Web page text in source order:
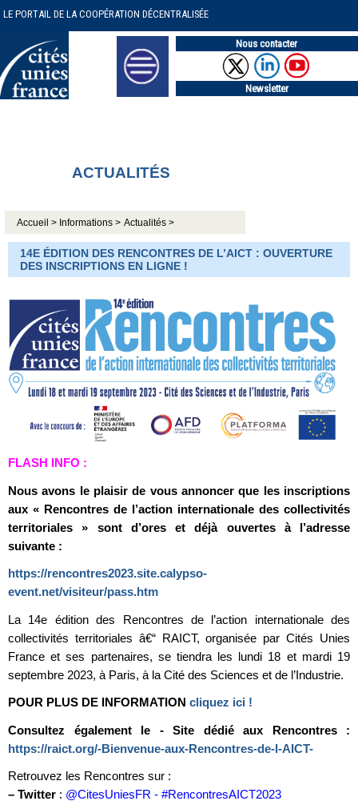
LE PORTAIL DE LA COOPÉRATION DÉCENTRALISÉE
Nous contacter
Newsletter
ACTUALITÉS
Accueil > Informations > Actualités >
14E ÉDITION DES RENCONTRES DE L’AICT : OUVERTURE
DES INSCRIPTIONS EN LIGNE !
FLASH INFO :
Nous avons le plaisir de vous annoncer que les inscriptions
aux « Rencontres de l’action internationale des collectivités
territoriales » sont d’ores et déjà ouvertes à l’adresse
suivante :
https://rencontres2023.site.calypso-
event.net/visiteur/pass.htm
La 14e édition des Rencontres de l’action internationale des
collectivités territoriales â€“ RAICT, organisée par Cités Unies
France et ses partenaires, se tiendra les lundi 18 et mardi 19
septembre 2023, à Paris, à la Cité des Sciences et de l’Industrie.
POUR PLUS DE INFORMATION cliquez ici !
Consultez également le - Site dédié aux Rencontres :
https://raict.org/-Bienvenue-aux-Rencontres-de-l-AICT-
Retrouvez les Rencontres sur :
– Twitter : @CitesUniesFR - #RencontresAICT2023